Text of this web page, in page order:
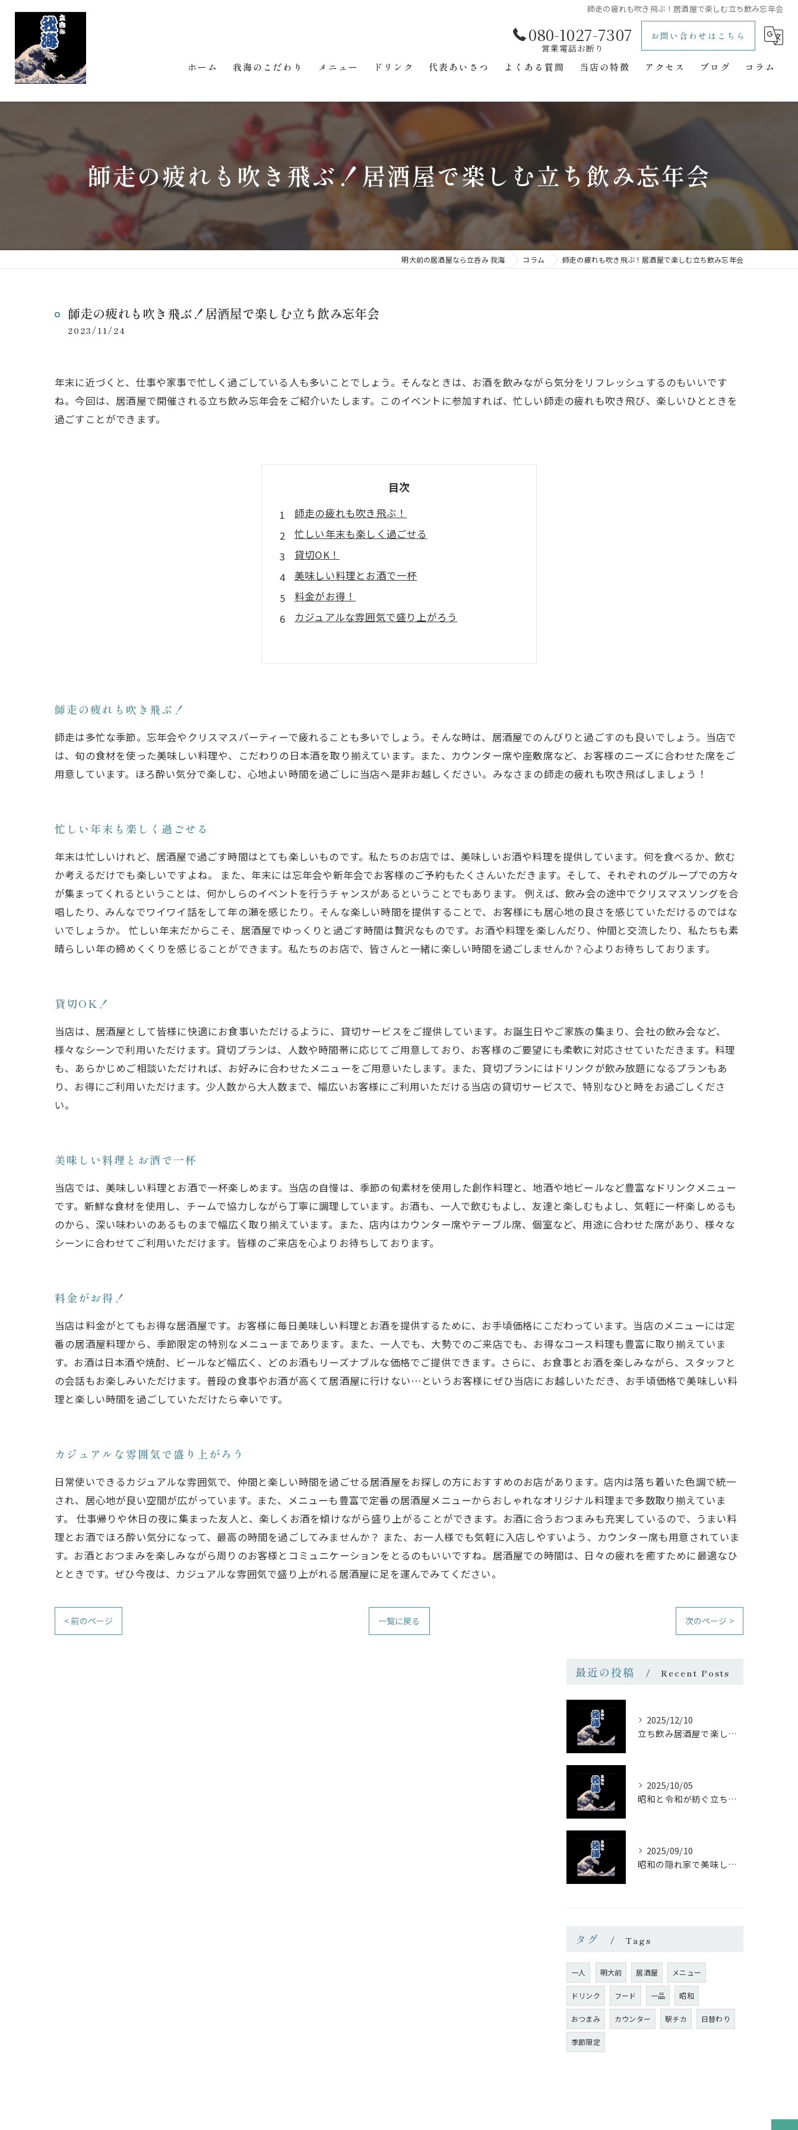
師走の疲れも吹き飛ぶ！居酒屋で楽しむ立ち飲み忘年会
080-1027-7307 お問い合わせはこちら
ホーム 我海のこだわり メニュー ドリンク 代表あいさつ よくある質問 当店の特徴
立ち飲み
二次会
隠れ家
アクセス ブログ コラム
師走の疲れも吹き飛ぶ！居酒屋で楽しむ立ち飲み忘年会
明大前の居酒屋なら立呑み 我海 コラム 師走の疲れも吹き飛ぶ！居酒屋で楽しむ立ち飲み忘年会
師走の疲れも吹き飛ぶ！居酒屋で楽しむ立ち飲み忘年会
2023/11/24
年末に近づくと、仕事や家事で忙しく過ごしている人も多いことでしょう。そんなときは、お酒を飲みながら気分をリフレッシュするのもいいです
ね。今回は、居酒屋で開催される立ち飲み忘年会をご紹介いたします。このイベントに参加すれば、忙しい師走の疲れも吹き飛び、楽しいひとときを
過ごすことができます。
目次
師走の疲れも吹き飛ぶ！
忙しい年末も楽しく過ごせる
貸切OK！
美味しい料理とお酒で一杯
料金がお得！
カジュアルな雰囲気で盛り上がろう
師走の疲れも吹き飛ぶ！
師走は多忙な季節。忘年会やクリスマスパーティーで疲れることも多いでしょう。そんな時は、居酒屋でのんびりと過ごすのも良いでしょう。当店で
は、旬の食材を使った美味しい料理や、こだわりの日本酒を取り揃えています。また、カウンター席や座敷席など、お客様のニーズに合わせた席をご
用意しています。ほろ酔い気分で楽しむ、心地よい時間を過ごしに当店へ是非お越しください。みなさまの師走の疲れも吹き飛ばしましょう！
忙しい年末も楽しく過ごせる
年末は忙しいけれど、居酒屋で過ごす時間はとても楽しいものです。私たちのお店では、美味しいお酒や料理を提供しています。何を食べるか、飲む
か考えるだけでも楽しいですよね。 また、年末には忘年会や新年会でお客様のご予約もたくさんいただきます。そして、それぞれのグループでの方々
が集まってくれるということは、何かしらのイベントを行うチャンスがあるということでもあります。 例えば、飲み会の途中でクリスマスソングを合
唱したり、みんなでワイワイ話をして年の瀬を感じたり。そんな楽しい時間を提供することで、お客様にも居心地の良さを感じていただけるのではな
いでしょうか。 忙しい年末だからこそ、居酒屋でゆっくりと過ごす時間は贅沢なものです。お酒や料理を楽しんだり、仲間と交流したり、私たちも素
晴らしい年の締めくくりを感じることができます。私たちのお店で、皆さんと一緒に楽しい時間を過ごしませんか？心よりお待ちしております。
貸切OK！
当店は、居酒屋として皆様に快適にお食事いただけるように、貸切サービスをご提供しています。お誕生日やご家族の集まり、会社の飲み会など、
様々なシーンで利用いただけます。貸切プランは、人数や時間帯に応じてご用意しており、お客様のご要望にも柔軟に対応させていただきます。料理
も、あらかじめご相談いただければ、お好みに合わせたメニューをご用意いたします。また、貸切プランにはドリンクが飲み放題になるプランもあ
り、お得にご利用いただけます。少人数から大人数まで、幅広いお客様にご利用いただける当店の貸切サービスで、特別なひと時をお過ごしくださ
い。
美味しい料理とお酒で一杯
当店では、美味しい料理とお酒で一杯楽しめます。当店の自慢は、季節の旬素材を使用した創作料理と、地酒や地ビールなど豊富なドリンクメニュー
です。新鮮な食材を使用し、チームで協力しながら丁寧に調理しています。お酒も、一人で飲むもよし、友達と楽しむもよし、気軽に一杯楽しめるも
のから、深い味わいのあるものまで幅広く取り揃えています。また、店内はカウンター席やテーブル席、個室など、用途に合わせた席があり、様々な
シーンに合わせてご利用いただけます。皆様のご来店を心よりお待ちしております。
料金がお得！
当店は料金がとてもお得な居酒屋です。お客様に毎日美味しい料理とお酒を提供するために、お手頃価格にこだわっています。当店のメニューには定
番の居酒屋料理から、季節限定の特別なメニューまであります。また、一人でも、大勢でのご来店でも、お得なコース料理も豊富に取り揃えていま
す。お酒は日本酒や焼酎、ビールなど幅広く、どのお酒もリーズナブルな価格でご提供できます。さらに、お食事とお酒を楽しみながら、スタッフと
の会話もお楽しみいただけます。普段の食事やお酒が高くて居酒屋に行けない…というお客様にぜひ当店にお越しいただき、お手頃価格で美味しい料
理と楽しい時間を過ごしていただけたら幸いです。
カジュアルな雰囲気で盛り上がろう
日常使いできるカジュアルな雰囲気で、仲間と楽しい時間を過ごせる居酒屋をお探しの方におすすめのお店があります。店内は落ち着いた色調で統一
され、居心地が良い空間が広がっています。また、メニューも豊富で定番の居酒屋メニューからおしゃれなオリジナル料理まで多数取り揃えていま
す。 仕事帰りや休日の夜に集まった友人と、楽しくお酒を傾けながら盛り上がることができます。お酒に合うおつまみも充実しているので、うまい料
理とお酒でほろ酔い気分になって、最高の時間を過ごしてみませんか？ また、お一人様でも気軽に入店しやすいよう、カウンター席も用意されていま
す。お酒とおつまみを楽しみながら周りのお客様とコミュニケーションをとるのもいいですね。居酒屋での時間は、日々の疲れを癒すために最適なひ
とときです。ぜひ今夜は、カジュアルな雰囲気で盛り上がれる居酒屋に足を運んでみてください。
< 前のページ 一覧に戻る 次のページ >
最近の投稿 Recent Posts
2025/12/10
立ち飲み居酒屋で楽しむ昭和の懐かし空間と多彩なお酒
2025/10/05
昭和と令和が紡ぐ立ち飲みの味わい
2025/09/10
昭和の隠れ家で美味しい一杯を
タグ Tags
一人 明大前 居酒屋 メニュー
ドリンク フード 一品 昭和
おつまみ カウンター 駅チカ 日替わり
季節限定